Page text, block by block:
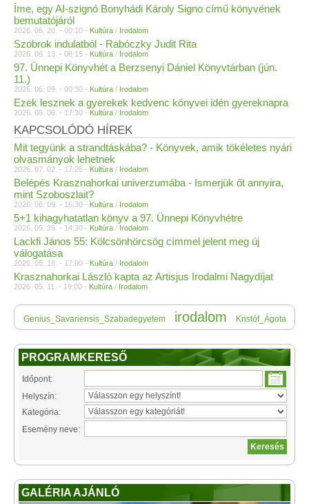
Íme, egy AI-szignó Bonyhádi Károly Signo című könyvének
bemutatójáról
2026. 06. 20. - 00:10 - Kultúra / Irodalom
Szobrok indulatból - Rabóczky Judit Rita
2026. 06. 13. - 08:15 - Kultúra / Irodalom
97. Ünnepi Könyvhét a Berzsenyi Dániel Könyvtárban (jún.
11.)
2026. 06. 09. - 00:30 - Kultúra / Irodalom
Ezek lesznek a gyerekek kedvenc könyvei idén gyereknapra
2026. 05. 06. - 17:30 - Kultúra / Irodalom
KAPCSOLÓDÓ HÍREK
Mit tegyünk a strandtáskába? - Könyvek, amik tökéletes nyári
olvasmányok lehetnek
2026. 07. 02. - 17:25 - Kultúra / Irodalom
Belépés Krasznahorkai univerzumába - Ismerjük őt annyira,
mint Szoboszlait?
2026. 06. 09. - 16:30 - Kultúra / Irodalom
5+1 kihagyhatatlan könyv a 97. Ünnepi Könyvhétre
2026. 05. 25. - 14:30 - Kultúra / Irodalom
Lackfi János 55: Kölcsönhörcsög címmel jelent meg új
válogatása
2026. 05. 18. - 17:00 - Kultúra / Irodalom
Krasznahorkai László kapta az Artisjus Irodalmi Nagydíjat
2026. 05. 11. - 19:00 - Kultúra / Irodalom
Genius_Savariensis_Szabadegyetem irodalom Kristóf_Ágota
PROGRAMKERESŐ
Időpont:
Helyszín:
Kategória:
Esemény neve:
GALÉRIA AJÁNLÓ